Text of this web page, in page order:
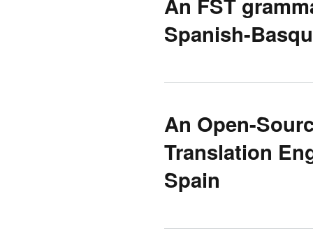
Spanish-
An Open-
Translation
Spain